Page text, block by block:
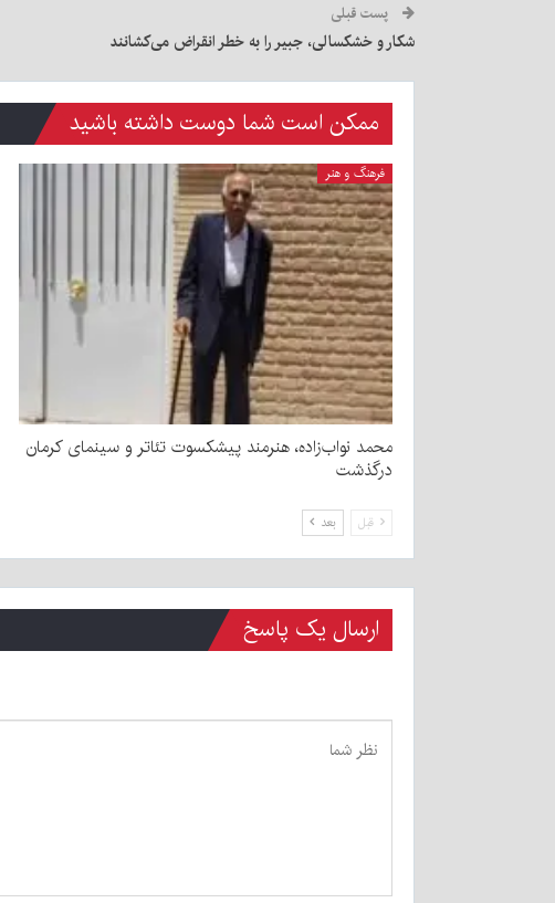
پست قبلی
شکار و خشکسالی، جبیر را به خطر انقراض می‌کشانند
ممکن است شما دوست داشته باشید
فرهنگ و هنر
محمد نواب‌زاده، هنرمند پیشکسوت تئاتر و سینمای کرمان
درگذشت
قبل بعد
ارسال یک پاسخ